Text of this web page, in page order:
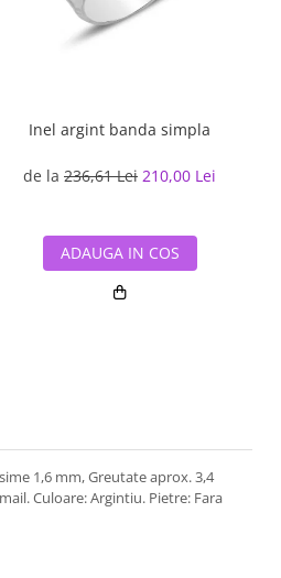
Inel argint banda simpla
de la 236,61 Lei 210,00 Lei
ADAUGA IN COS
1,6 mm, Greutate aprox. 3,4
Culoare: Argintiu. Pietre: Fara